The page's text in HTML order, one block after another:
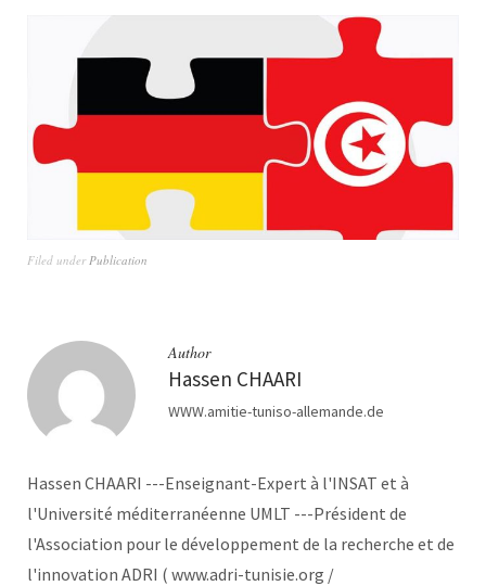
Filed under Publication
Author
Hassen CHAARI
WWW.amitie-tuniso-allemande.de
Hassen CHAARI ---Enseignant-Expert à l'INSAT et à
l'Université méditerranéenne UMLT ---Président de
l'Association pour le développement de la recherche et de
l'innovation ADRI ( www.adri-tunisie.org /